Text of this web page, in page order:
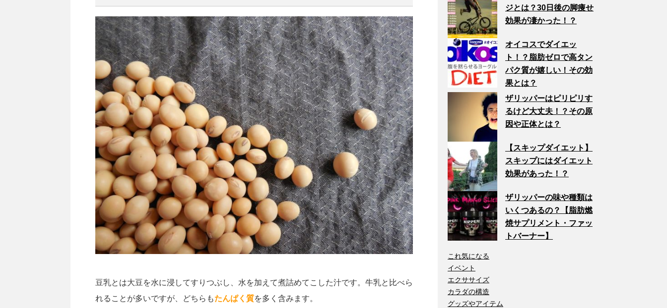
豆乳とは大豆を水に浸してすりつぶし、水を加えて煮詰めてこした汁です。牛乳と比べら
れることが多いですが、どちらもたんぱく質を多く含みます。
ジとは？30日後の脚痩せ
効果が凄かった！？
オイコスでダイエッ
ト！？脂肪ゼロで高タン
パク質が嬉しい！その効
果とは？
ザリッパーはピリピリす
るけど大丈夫！？その原
因や正体とは？
【スキップダイエット】
スキップにはダイエット
効果があった！？
ザリッパーの味や種類は
いくつあるの？【脂肪燃
焼サプリメント・ファッ
トバーナー】
これ気になる
イベント
エクササイズ
カラダの構造
グッズやアイテム